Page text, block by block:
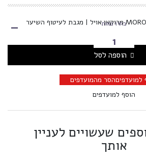
בחרו כמות -
הוספה לסל
למועדפיםהסר מהמועדפים
הוסף למועדפים
שעשויים לעניין
אותך